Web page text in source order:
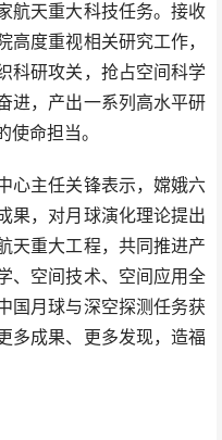
航天重大科技任务。接收
度重视相关研究工作，
科研攻关，抢占空间科学
进，产出一系列高水平研
命担当。
主任关锋表示，嫦娥六
果，对月球演化理论提出
天重大工程，共同推进产
、空间技术、空间应用全
国月球与深空探测任务获
多成果、更多发现，造福